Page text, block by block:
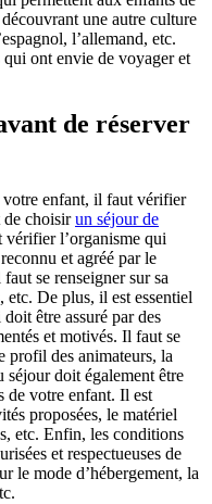
une autre culture
l’allemand, etc.
qui ont envie de voyager et
de réserver
votre enfant, il faut vérifier
de choisirun séjour de
l’organisme qui
et agréé par le
se renseigner sur sa
etc. De plus, il est essentiel
être assuré par des
et motivés. Il faut se
profil des animateurs, la
doit également être
de votre enfant. Il est
proposées, le matériel
etc. Enfin, les conditions
et respectueuses de
le mode d’hébergement, la